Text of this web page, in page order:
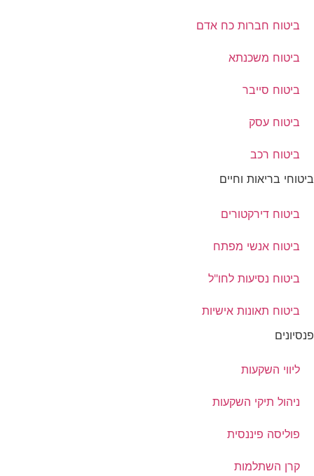
ביטוח חברות כח אדם
ביטוח משכנתא
ביטוח סייבר
ביטוח עסק
ביטוח רכב
ביטוחי בריאות וחיים
ביטוח דירקטורים
ביטוח אנשי מפתח
ביטוח נסיעות לחו"ל
ביטוח תאונות אישיות
פנסיונים
ליווי השקעות
ניהול תיקי השקעות
פוליסה פיננסית
קרן השתלמות